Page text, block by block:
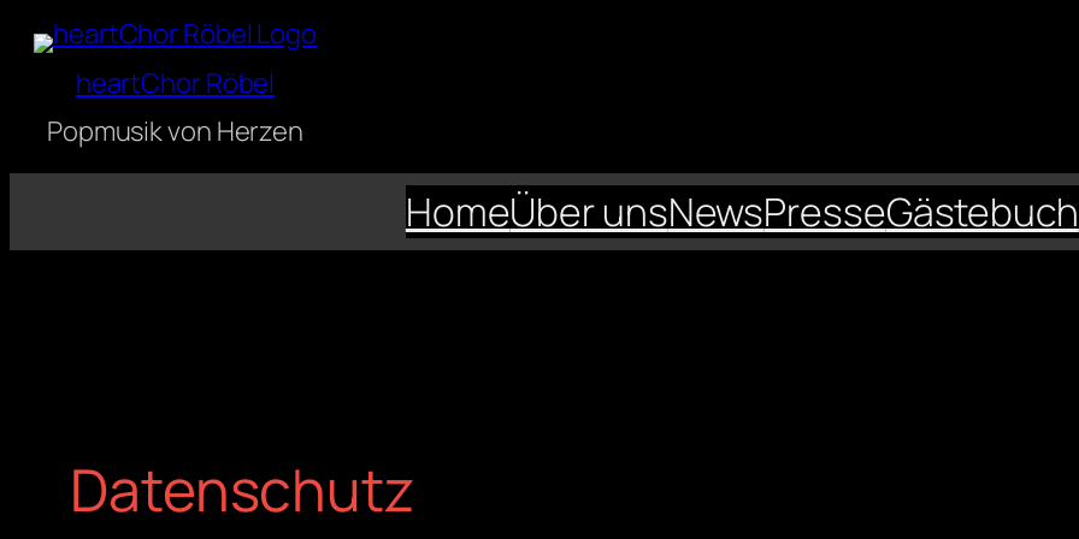
Zum
Inhalt
springenheartChor Röbel
Popmusik von Herzen
HomeÜber unsNewsPresseGästebuch
Datenschutz